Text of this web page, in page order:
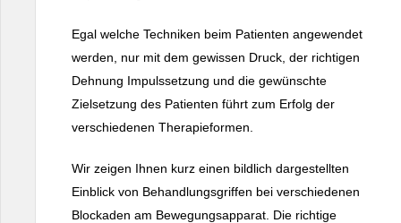
Egal welche Techniken beim Patienten angewendet
werden, nur mit dem gewissen Druck, der richtigen
Dehnung Impulssetzung und die gewünschte
Zielsetzung des Patienten führt zum Erfolg der
verschiedenen Therapieformen.
Wir zeigen Ihnen kurz einen bildlich dargestellten
Einblick von Behandlungsgriffen bei verschiedenen
Blockaden am Bewegungsapparat. Die richtige